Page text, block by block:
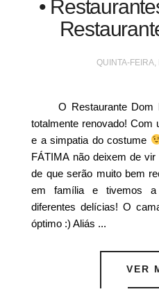
•
QUINTA-FEIRA,
O Restaurante Dom
totalmente renovado! Com
e a simpatia do costume
FÁTIMA não deixem de
de que serão muito bem
em família e tivemos a
diferentes delícias! O
óptimo :) Aliás ...
VER